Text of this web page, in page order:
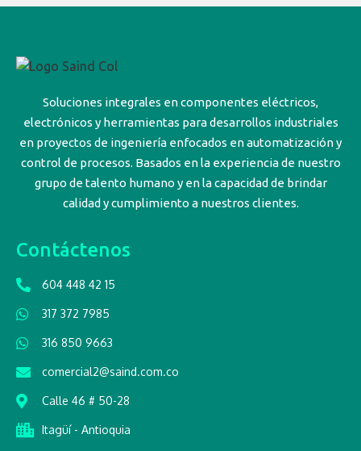
Soluciones integrales en componentes eléctricos,
electrónicos y herramientas para desarrollos industriales
en proyectos de ingeniería enfocados en automatización y
control de procesos. Basados en la experiencia de nuestro
grupo de talento humano y en la capacidad de brindar
calidad y cumplimiento a nuestros clientes.
Contáctenos
604 448 42 15
317 372 7985
316 850 9663
comercial2@saind.com.co
Calle 46 # 50-28
Itagüí - Antioquia